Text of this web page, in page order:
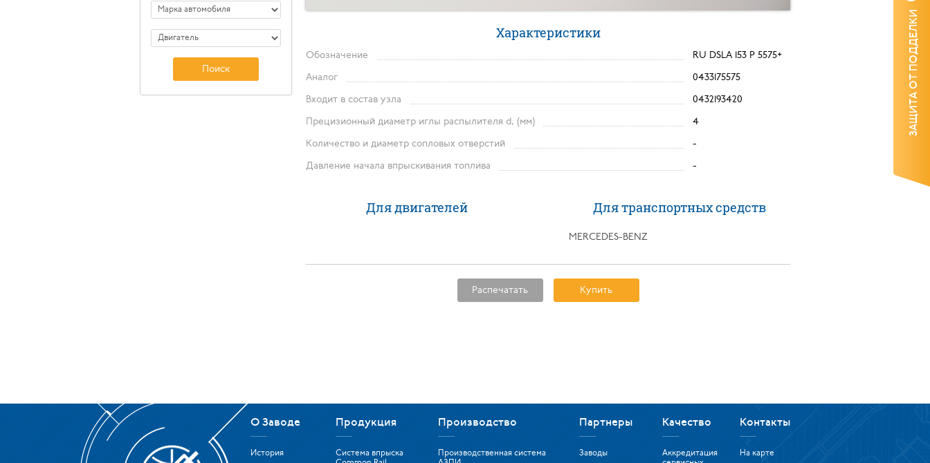
Поиск
Характеристики
Обозначение RU DSLA 153 P 5575+
Аналог 0433175575
Входит в состав узла 0432193420
Прецизионный диаметр иглы распылителя d, (мм) 4
Количество и диаметр сопловых отверстий -
Давление начала впрыскивания топлива -
Для двигателей Для транспортных средств
MERCEDES-BENZ
Распечатать Купить
О Заводе
История
Продукция
Система впрыска
Производство
Производственная система
Партнеры
Заводы
Качество
Аккредитация
Контакты
На карте
ЗАЩИТА ОТ ПОДДЕЛКИ